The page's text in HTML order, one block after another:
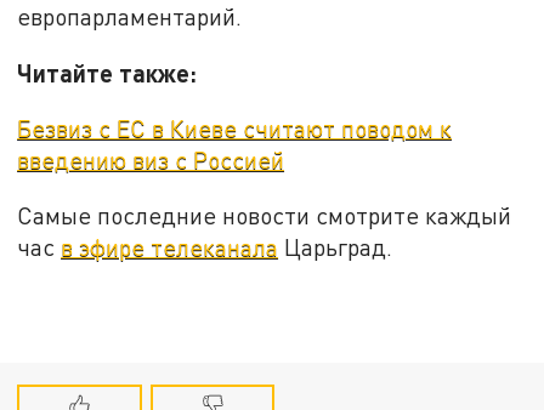
европарламентарий.
Читайте также:
Безвиз с ЕС в Киеве считают поводом к
введению виз с Россией
Самые последние новости смотрите каждый
час в эфире телеканала Царьград.